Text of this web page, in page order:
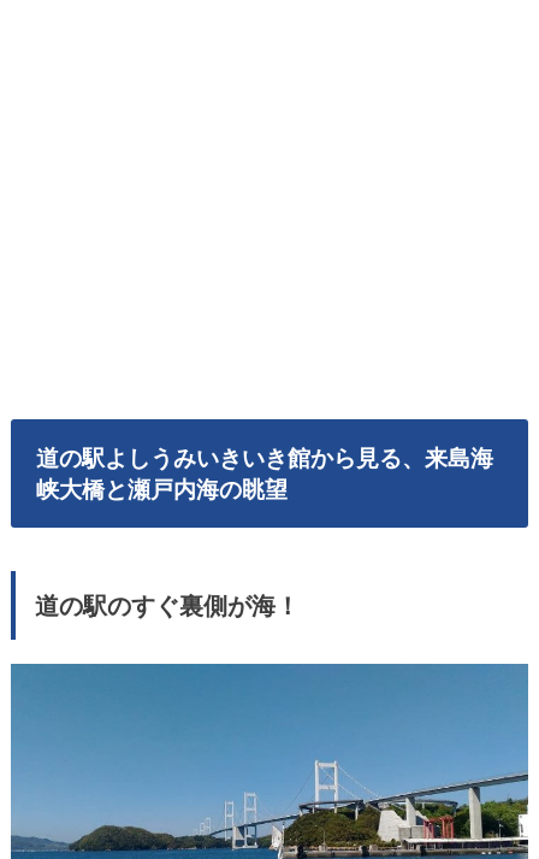
道の駅よしうみいきいき館から見る、来島海
峡大橋と瀬戸内海の眺望
道の駅のすぐ裏側が海！